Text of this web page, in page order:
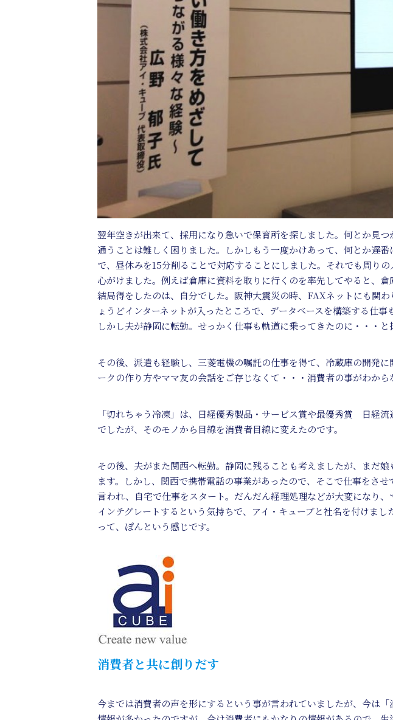
翌年空きが出来て、採用になり急いで保育所を探しました。何とか見
通うことは難しく困りました。しかしもう一度かけあって、何とか遅
で、昼休みを15分削ることで対応することにしました。それでも周り
心がけました。例えば倉庫に資料を取りに行くのを率先してやると、
結局得をしたのは、自分でした。阪神大震災の時、FAXネットにも関
ょうどインターネットが入ったところで、データベースを構築する仕事
しかし夫が静岡に転勤。せっかく仕事も軌道に乗ってきたのに・・・
その後、派遣も経験し、三菱電機の嘱託の仕事を得て、冷蔵庫の開発
ークの作り方やママ友の会話をご存じなくて・・・消費者の事がわか
「切れちゃう冷凍」は、日経優秀製品・サービス賞や最優秀賞 日経
でしたが、そのモノから目線を消費者目線に変えたのです。
その後、夫がまた関西へ転勤。静岡に残ることも考えましたが、まだ
ます。しかし、関西で携帯電話の事業があったので、そこで仕事をさ
言われ、自宅で仕事をスタート。だんだん経理処理などが大変になり
インテグレートするという気持ちで、アイ・キューブと社名を付けま
って、ぽんという感じです。
消費者と共に創りだす
今までは消費者の声を形にするという事が言われていましたが、今は